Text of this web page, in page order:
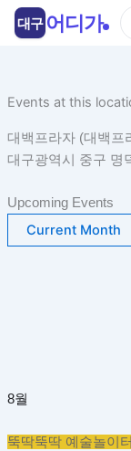
건
뛰
기
Events at this
대백프라자 (대백프
대구광역시 중구 명
Upcoming Events
Current Month
8월
뚝딱뚝딱 예술놀이
대구 어디가